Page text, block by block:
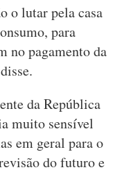
o lutar pela casa
para
no pagamento da
da República
muito sensível
em geral para o
do futuro e